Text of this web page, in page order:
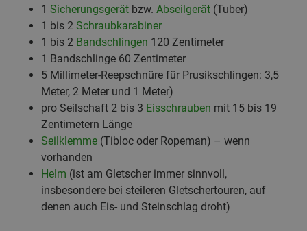
1 Sicherungsgerät bzw. Abseilgerät (Tuber)
1 bis 2 Schraubkarabiner
1 bis 2 Bandschlingen 120 Zentimeter
1 Bandschlinge 60 Zentimeter
5 Millimeter-Reepschnüre für Prusikschlingen: 3,5
Meter, 2 Meter und 1 Meter)
pro Seilschaft 2 bis 3 Eisschrauben mit 15 bis 19
Zentimetern Länge
Seilklemme (Tibloc oder Ropeman) – wenn
vorhanden
Helm (ist am Gletscher immer sinnvoll,
insbesondere bei steileren Gletschertouren, auf
denen auch Eis- und Steinschlag droht)